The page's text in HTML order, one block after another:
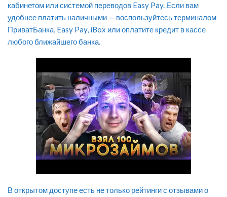
кабинетом или системой переводов Easy Pay. Если вам
удобнее платить наличными — воспользуйтесь терминалом
ПриватБанка, Easy Pay, iBox или оплатите кредит в кассе
любого ближайшего банка.
В открытом доступе есть не только рейтинги с отзывами о